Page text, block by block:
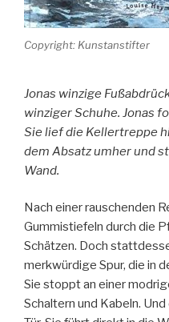
Copyright: Kunstanstifter
Jonas winzige
winziger Schuhe. Jonas
Sie lief die Kellertreppe
dem Absatz umher und
Wand.
Nach einer rauschenden
Gummistiefeln durch die
Schätzen. Doch
merkwürdige Spur, die in
Sie stoppt an einer
Schaltern und Kabeln.